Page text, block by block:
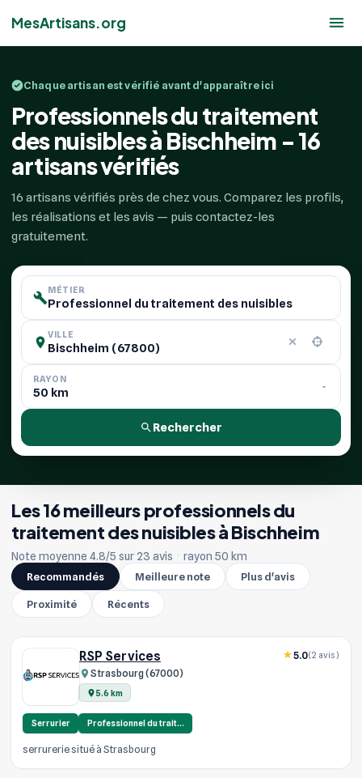
MesArtisans.org
Chaque artisan est vérifié avant d'apparaître ici
Professionnels du traitement
des nuisibles à Bischheim - 16
artisans vérifiés
16 artisans vérifiés près de chez vous. Comparez les profils,
les réalisations et les avis — puis contactez-les
gratuitement.
MÉTIER
VILLE
RAYON
Rechercher
Les 16 meilleurs professionnels du
traitement des nuisibles à Bischheim
Note moyenne 4.8/5 sur 23 avis · rayon 50 km
Recommandés
Meilleure note Plus d'avis
Proximité Récents
RSP Services
Strasbourg (67000)
5.6 km
5.0(2 avis)
Serrurier Professionnel du trait…
serrurerie situé à Strasbourg